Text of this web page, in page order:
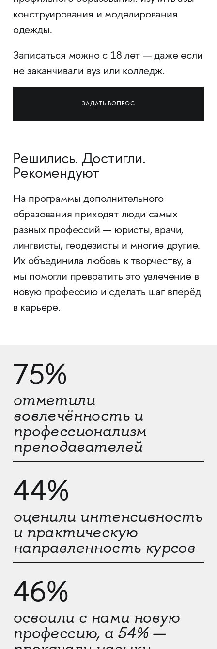
конструирования и моделирования
одежды.
Записаться можно с 18 лет — даже если
не заканчивали вуз или колледж.
ЗАДАТЬ ВОПРОС
Решились. Достигли.
Рекомендуют
На программы дополнительного
образования приходят люди самых
разных профессий — юристы, врачи,
лингвисты, геодезисты и многие другие.
Их объединила любовь к творчеству, а
мы помогли превратить это увлечение в
новую профессию и сделать шаг вперёд
в карьере.
75%
отметили
вовлечённость и
профессионализм
преподавателей
44%
оценили интенсивность
и практическую
направленность курсов
46%
освоили с нами новую
профессию, а 54% —